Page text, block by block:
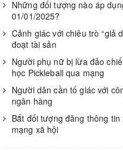
Những đối tượng nào áp
01/01/2025?
Cảnh giác với chiêu trò “giả
đoạt tài sản
Người phụ nữ bị lừa đảo
học Pickleball qua mạng
Người dân cần tố giác với
ngân hàng
Bắt đối tượng đăng thông
mạng xã hội